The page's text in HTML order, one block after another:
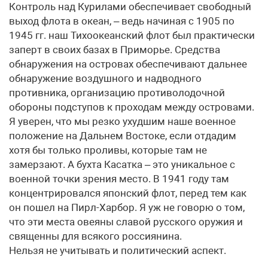
Контроль над Курилами обеспечивает свободный
выход флота в океан, – ведь начиная с 1905 по
1945 гг. наш Тихоокеанский флот был практически
заперт в своих базах в Приморье. Средства
обнаружения на островах обеспечивают дальнее
обнаружение воздушного и надводного
противника, организацию противолодочной
обороны подступов к проходам между островами.
Я уверен, что мы резко ухудшим наше военное
положение на Дальнем Востоке, если отдадим
хотя бы только проливы, которые там не
замерзают. А бухта Касатка – это уникальное с
военной точки зрения место. В 1941 году там
концентрировался японский флот, перед тем как
он пошел на Пирл-Харбор. Я уж не говорю о том,
что эти места овеяны славой русского оружия и
священны для всякого россиянина.
Нельзя не учитывать и политический аспект.